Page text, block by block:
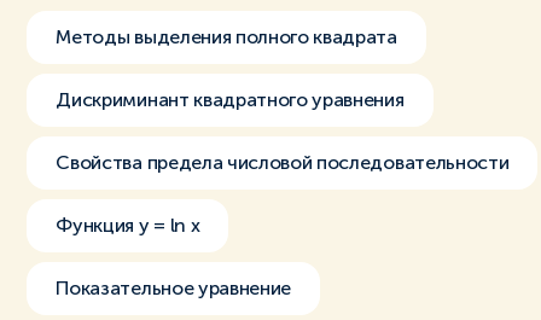
Методы выделения полного квадрата
Дискриминант квадратного уравнения
Свойства предела числовой последовательности
Функция y = ln x
Показательное уравнение